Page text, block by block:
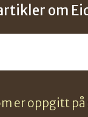
om
er oppgitt på